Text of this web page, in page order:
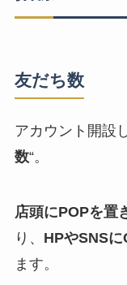
友だち数
アカウント開設
数“。
店頭にPOPを置
り、 HPやSNS
ます。